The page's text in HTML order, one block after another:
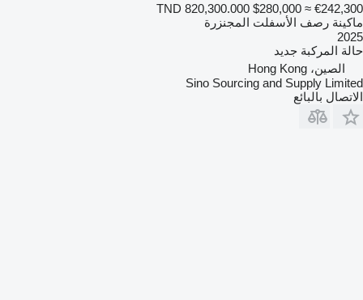
TND 820,300.000 $280,000 ≈ €242,300
ماكينة رصف الأسفلت المجنزرة
2025
حالة المركبة جديد
الصين، Hong Kong
Sino Sourcing and Supply Limited
الاتصال بالبائع